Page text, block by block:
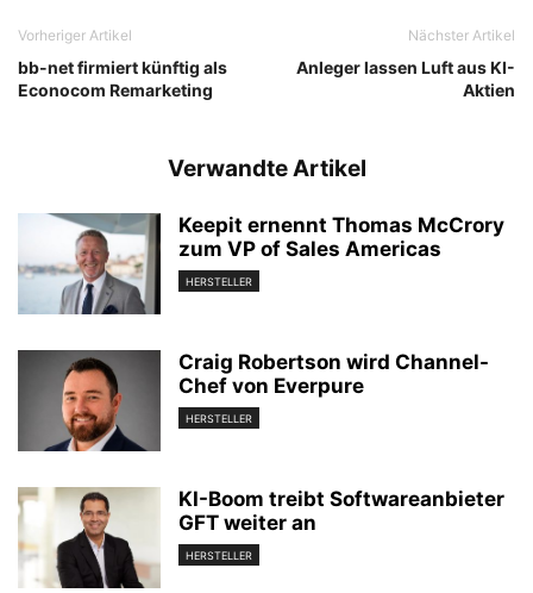
Vorheriger Artikel
bb-net firmiert künftig als
Econocom Remarketing
Nächster Artikel
Anleger lassen Luft aus KI-
Aktien
Verwandte Artikel
Keepit ernennt Thomas McCrory
zum VP of Sales Americas
HERSTELLER
Craig Robertson wird Channel-
Chef von Everpure
HERSTELLER
KI-Boom treibt Softwareanbieter
GFT weiter an
HERSTELLER